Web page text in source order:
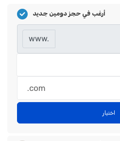
أرغب في حجز دومين جديد
www.
اختيار